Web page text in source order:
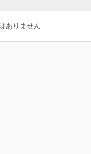
ありません